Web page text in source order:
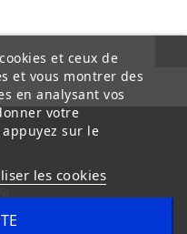
de Vente
et ceux de
et vous montrer des
en analysant vos
votre
sur le
les cookies